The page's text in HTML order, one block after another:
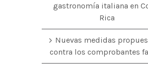
gastronomía italiana en
Rica
Nuevas medidas
contra los comprobantes